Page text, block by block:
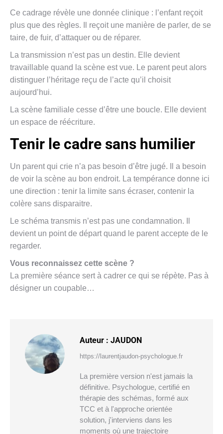
Ce cadrage révèle une donnée clinique : l’enfant reçoit
plus que des règles. Il reçoit une manière de parler, de se
taire, de fuir, d’attaquer ou de réparer.
La transmission n’est pas un destin. Elle devient
travaillable quand la scène est vue. Le parent peut alors
distinguer l’héritage reçu de l’acte qu’il choisit
aujourd’hui.
La scène familiale cesse d’être une boucle. Elle devient
un espace de réécriture.
Tenir le cadre sans humilier
Un parent qui crie n’a pas besoin d’être jugé. Il a besoin
de voir la scène au bon endroit. La tempérance donne ici
une direction : tenir la limite sans écraser, contenir la
colère sans disparaitre.
Le schéma transmis n’est pas une condamnation. Il
devient un point de départ quand le parent accepte de le
regarder.
Vous reconnaissez cette scène ?
La première séance sert à cadrer ce qui se répète. Pas à
désigner un coupable…
Auteur : JAUDON
https://laurentjaudon-psychologue.fr
La première version n'est jamais la
définitive. Psychologue, certifié en
thérapie des schémas, formé aux
TCC et à l'approche orientée
solution, j'interviens dans les
moments où une trajectoire